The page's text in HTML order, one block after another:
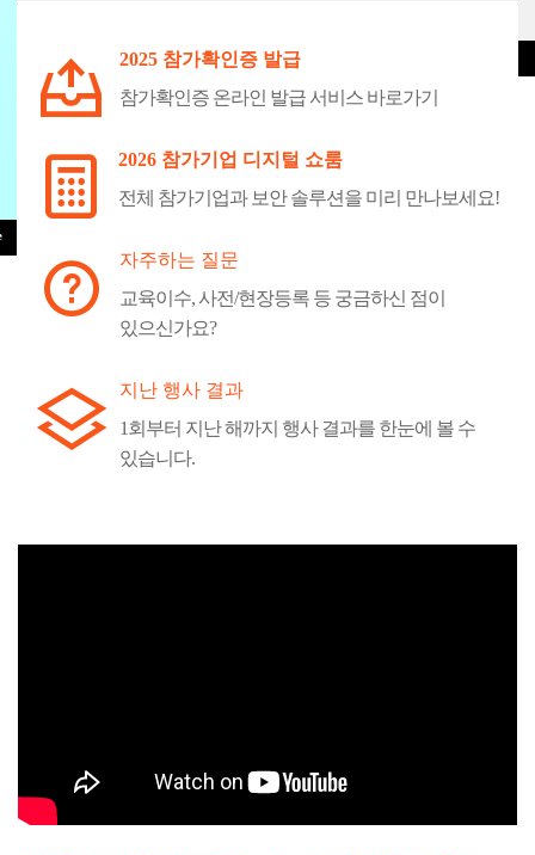
2025 참가확인증 발급
참가확인증 온라인 발급 서비스 바로가기
2026 참가기업 디지털 쇼룸
전체 참가기업과 보안 솔루션을 미리 만나보세요!
자주하는 질문
교육이수, 사전/현장등록 등 궁금하신 점이
있으신가요?
지난 행사 결과
1회부터 지난 해까지 행사 결과를 한눈에 볼 수
있습니다.